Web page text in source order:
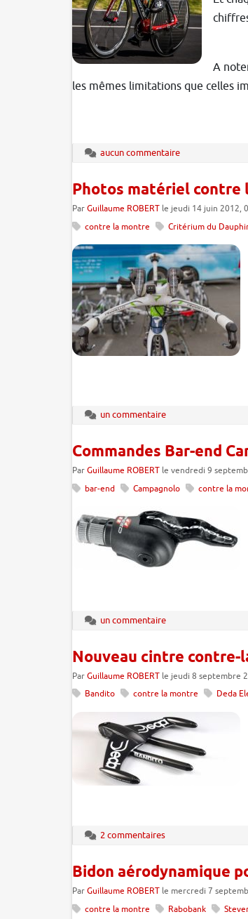
A
les mêmes limitations que celles
aucun commentaire
Photos matériel contre
Par Guillaume ROBERT le jeudi 14 juin 2012,
contre la montre
Critérium du
un commentaire
Commandes Bar-end
Par Guillaume ROBERT le vendredi 9
bar-end
Campagnolo contre la
un commentaire
Nouveau cintre contre-
Par Guillaume ROBERT le jeudi 8 septembre
Bandito
contre la montre Deda
2 commentaires
Bidon aérodynamique
Par Guillaume ROBERT le mercredi 7
contre la montre
Rabobank